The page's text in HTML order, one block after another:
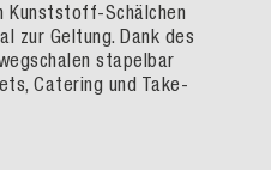
Kunststoff-Schälchen
zur Geltung. Dank des
stapelbar
Catering und Take-